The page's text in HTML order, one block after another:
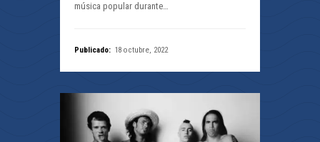
música popular durante…
Publicado: 18 octubre, 2022